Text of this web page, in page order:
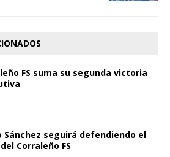
FS suma su segunda victoria
Sánchez seguirá defendiendo el
Corraleño FS